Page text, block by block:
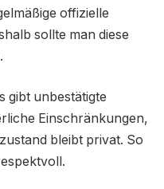
offizielle
sollte man diese
gibt unbestätigte
Einschränkungen,
bleibt privat. So